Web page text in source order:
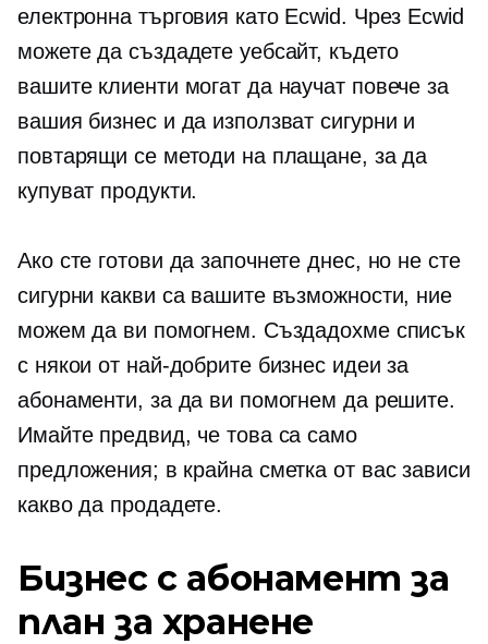
електронна търговия като Ecwid. Чрез Ecwid
можете да създадете уебсайт, където
вашите клиенти могат да научат повече за
вашия бизнес и да използват сигурни и
повтарящи се методи на плащане, за да
купуват продукти.
Ако сте готови да започнете днес, но не сте
сигурни какви са вашите възможности, ние
можем да ви помогнем. Създадохме списък
с някои от най-добрите бизнес идеи за
абонаменти, за да ви помогнем да решите.
Имайте предвид, че това са само
предложения; в крайна сметка от вас зависи
какво да продадете.
Бизнес с абонамент за
план за хранене